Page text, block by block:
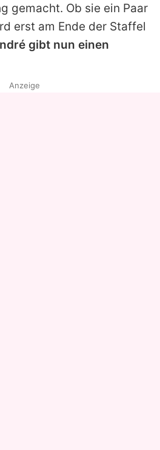
gemacht. Ob sie ein Paar
erst am Ende der Staffel
gibt nun einen
Anzeige